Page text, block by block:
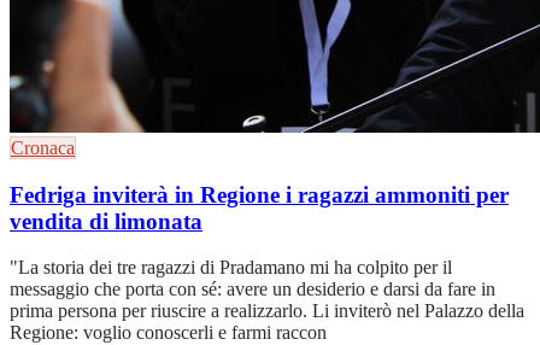
Cronaca
Fedriga inviterà in Regione i ragazzi ammoniti per
vendita di limonata
"La storia dei tre ragazzi di Pradamano mi ha colpito per il
messaggio che porta con sé: avere un desiderio e darsi da fare in
prima persona per riuscire a realizzarlo. Li inviterò nel Palazzo della
Regione: voglio conoscerli e farmi raccon